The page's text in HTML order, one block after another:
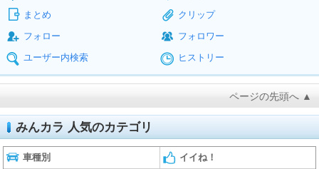
まとめ
クリップ
フォロー
フォロワー
ユーザー内検索
ヒストリー
ページの先頭へ ▲
みんカラ 人気のカテゴリ
車種別 イイね！